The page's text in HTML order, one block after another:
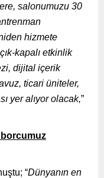
salonumuzu 30
hizmete
kapalı etkinlik
dijital içerik
ticari üniteler,
yer alıyor olacak,”
“Dünyanın en